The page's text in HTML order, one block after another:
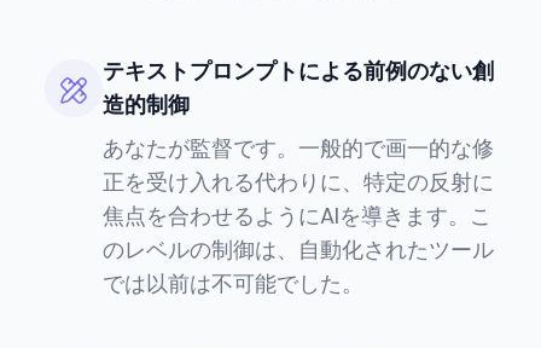
テキストプロンプトによる前例のない創
造的制御
あなたが監督です。一般的で画一的な修
正を受け入れる代わりに、特定の反射に
焦点を合わせるようにAIを導きます。こ
のレベルの制御は、自動化されたツール
では以前は不可能でした。